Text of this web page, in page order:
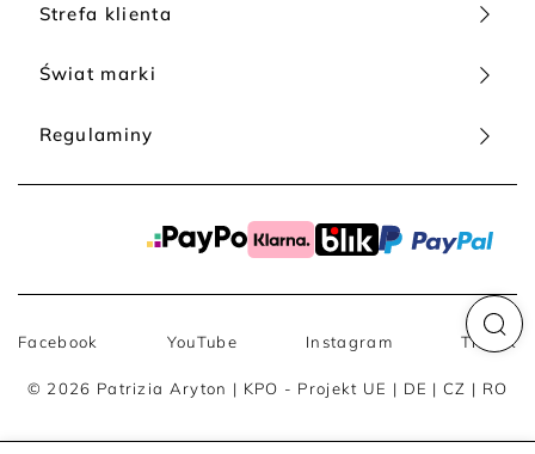
Strefa klienta
Świat marki
Regulaminy
Facebook YouTube Instagram TikTok
© 2026 Patrizia Aryton | KPO - Projekt UE | DE |CZ | RO